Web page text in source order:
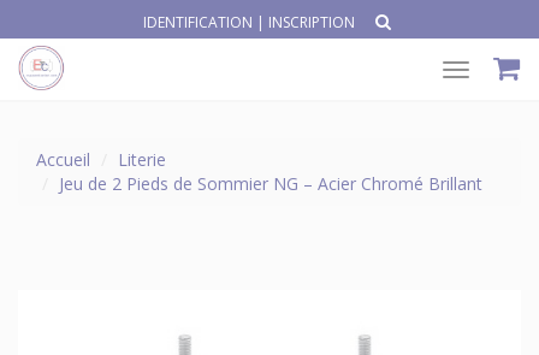
IDENTIFICATION | INSCRIPTION
Toggle
Accueil
Literie
Jeu de 2 Pieds de Sommier NG – Acier Chromé Brillant